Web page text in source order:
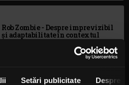
Setări publicitate Despre
Rob Zombie - Despre imprevizibil
și adaptabilitate în contextul
filmului „3 From Hell”